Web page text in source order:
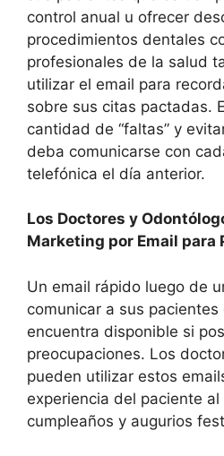
control anual u ofrecer
procedimientos dentales
profesionales de la salud
utilizar el email para
sobre sus citas pactadas.
cantidad de “faltas” y
deba comunicarse con
telefónica el día anterior.
Los Doctores y
Marketing por Email para
Un email rápido luego de
comunicar a sus
encuentra disponible si
preocupaciones. Los
pueden utilizar estos
experiencia del paciente
cumpleaños y augurios